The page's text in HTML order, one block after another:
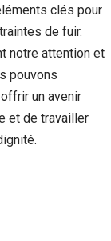
clés pour
de fuir.
notre attention et
pouvons
un avenir
et de travailler